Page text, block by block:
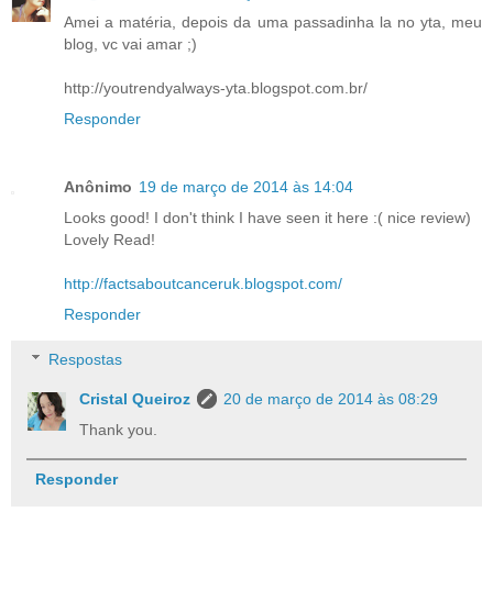
Amei a matéria, depois da uma passadinha la no yta, meu
blog, vc vai amar ;)
http://youtrendyalways-yta.blogspot.com.br/
Responder
Anônimo 19 de março de 2014 às 14:04
Looks good! I don't think I have seen it here :( nice review)
Lovely Read!
http://factsaboutcanceruk.blogspot.com/
Responder
Respostas
Cristal Queiroz
20 de março de 2014 às 08:29
Thank you.
Responder